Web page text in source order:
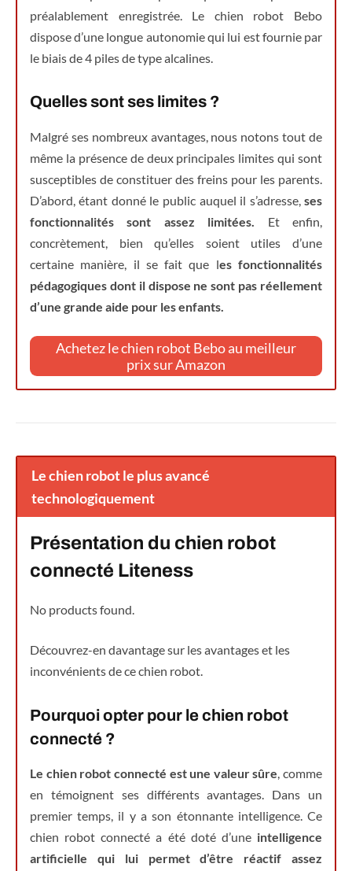
préalablement enregistrée. Le chien robot Bebo
dispose d’une longue autonomie qui lui est fournie par
le biais de 4 piles de type alcalines.
Quelles sont ses limites ?
Malgré ses nombreux avantages, nous notons tout de
même la présence de deux principales limites qui sont
susceptibles de constituer des freins pour les parents.
D’abord, étant donné le public auquel il s’adresse,ses
fonctionnalités sont assez limitées.
Et enfin,
concrètement, bien qu’elles soient utiles d’une
certaine manière, il se fait que les fonctionnalités
pédagogiques dont il dispose ne sont pas réellement
d’une grande aide pour les enfants.
Achetez le chien robot Bebo au meilleur
prix sur Amazon
Le chien robot le plus avancé
technologiquement
Présentation du chien robot
connecté Liteness
No products found.
Découvrez-en davantage sur les avantages et les
inconvénients de ce chien robot.
Pourquoi opter pour le chien robot
connecté ?
Le chien robot connecté est une valeur sûre, comme
en témoignent ses différents avantages. Dans un
premier temps, il y a son étonnante intelligence. Ce
chien robot connecté a été doté d’une intelligence
artificielle qui lui permet d’être réactif assez